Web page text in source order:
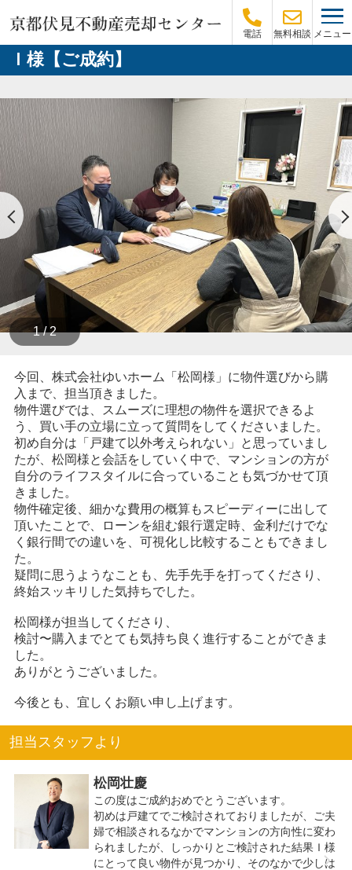
電話 無料相談 メニュー
Ｉ様【ご成約】
1 / 2
今回、株式会社ゆいホーム「松岡様」に物件選びから購
入まで、担当頂きました。
物件選びでは、スムーズに理想の物件を選択できるよ
う、買い手の立場に立って質問をしてくださいました。
初め自分は「戸建て以外考えられない」と思っていまし
たが、松岡様と会話をしていく中で、マンションの方が
自分のライフスタイルに合っていることも気づかせて頂
きました。
物件確定後、細かな費用の概算もスピーディーに出して
頂いたことで、ローンを組む銀行選定時、金利だけでな
く銀行間での違いを、可視化し比較することもできまし
た。
疑問に思うようなことも、先手先手を打ってくださり、
終始スッキリした気持ちでした。
松岡様が担当してくださり、
検討〜購入までとても気持ち良く進行することができま
した。
ありがとうございました。
今後とも、宜しくお願い申し上げます。
担当スタッフより
松岡壮慶
この度はご成約おめでとうございます。
初めは戸建てでご検討されておりましたが、ご夫
婦で相談されるなかでマンションの方向性に変わ
られましたが、しっかりとご検討された結果Ｉ様
にとって良い物件が見つかり、そのなかで少しは